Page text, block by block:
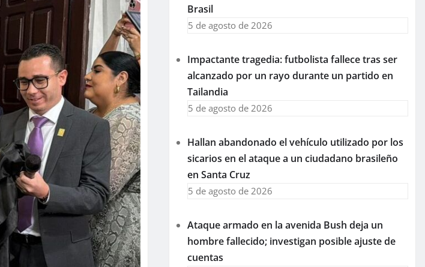
Brasil
5 de agosto de 2026
Impactante tragedia: futbolista fallece tras ser
alcanzado por un rayo durante un partido en
Tailandia
5 de agosto de 2026
Hallan abandonado el vehículo utilizado por los
sicarios en el ataque a un ciudadano brasileño
en Santa Cruz
5 de agosto de 2026
Ataque armado en la avenida Bush deja un
hombre fallecido; investigan posible ajuste de
cuentas